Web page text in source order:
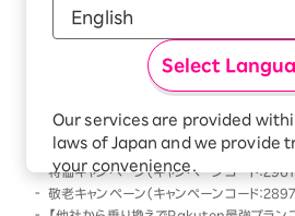
Select
Our services are provided
laws of Japan and we provide
your convenience.
The Japanese version of our
applications, in which include
本キャンペーン条件を満たす前、
以下のキャンペーンの条件を満た
キャンペーンのみが優先的に適用
Rakutenオリジナル製品 1円キャンペーン（
「Rakuten最強プラン契約＆Android買い替
特価キャンペーン（キャンペーンコード：2961
敬老キャンペーン（キャンペーンコード：2897